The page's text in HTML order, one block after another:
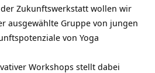
Zukunftswerkstatt wollen wir
ausgewählte Gruppe von jungen
von Yoga
Workshops stellt dabei